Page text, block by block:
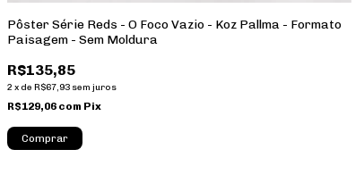
Pôster Série Reds - O Foco Vazio - Koz Pallma - Formato
Paisagem - Sem Moldura
R$135,85
2 x de R$67,93 sem juros
R$129,06 com Pix
Comprar